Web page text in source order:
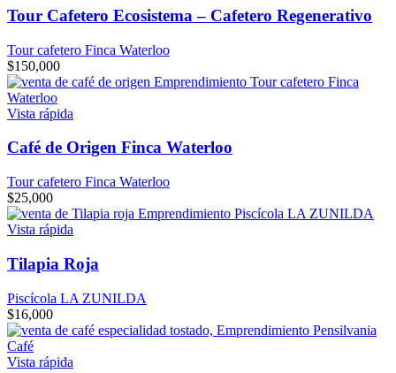
Tour Cafetero Ecosistema – Cafetero Regenerativo
Tour cafetero Finca Waterloo
$150,000
Vista rápida
Café de Origen Finca Waterloo
Tour cafetero Finca Waterloo
$25,000
Vista rápida
Tilapia Roja
Piscícola LA ZUNILDA
$16,000
Vista rápida